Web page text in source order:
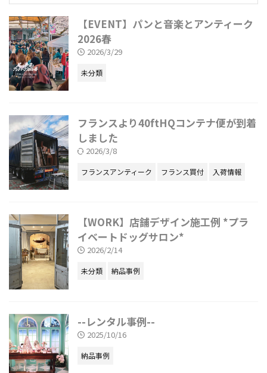
【EVENT】パンと音楽とアンティーク
2026春
2026/3/29
未分類
フランスより40ftHQコンテナ便が到着
しました
2026/3/8
フランスアンティーク フランス買付 入荷情報
【WORK】店舗デザイン施工例 *プラ
イベートドッグサロン*
2026/2/14
未分類 納品事例
--レンタル事例--
2025/10/16
納品事例